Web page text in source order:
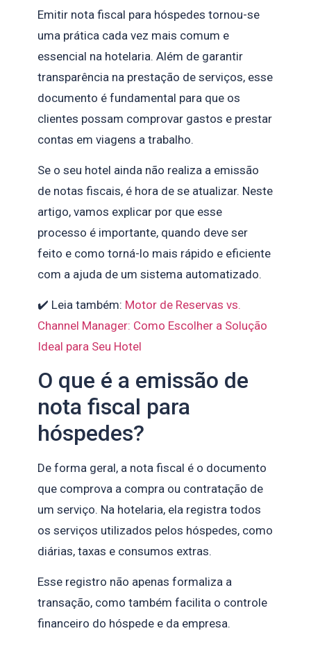
Emitir nota fiscal para hóspedes tornou-se
uma prática cada vez mais comum e
essencial na hotelaria. Além de garantir
transparência na prestação de serviços, esse
documento é fundamental para que os
clientes possam comprovar gastos e prestar
contas em viagens a trabalho.
Se o seu hotel ainda não realiza a emissão
de notas fiscais, é hora de se atualizar. Neste
artigo, vamos explicar por que esse
processo é importante, quando deve ser
feito e como torná-lo mais rápido e eficiente
com a ajuda de um sistema automatizado.
✔️ Leia também: Motor de Reservas vs.
Channel Manager: Como Escolher a Solução
Ideal para Seu Hotel
O que é a emissão de
nota fiscal para
hóspedes?
De forma geral, a nota fiscal é o documento
que comprova a compra ou contratação de
um serviço. Na hotelaria, ela registra todos
os serviços utilizados pelos hóspedes, como
diárias, taxas e consumos extras.
Esse registro não apenas formaliza a
transação, como também facilita o controle
financeiro do hóspede e da empresa.